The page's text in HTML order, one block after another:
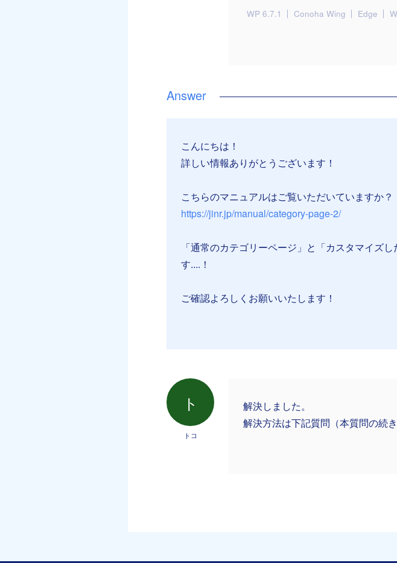
WP 6.7.1 Conoha Wing Edge
こんにちは！
詳しい情報ありがとうございます！
こちらのマニュアルはご覧いただいていますか？
https://jinr.jp/manual/category-page-2/
「通常のカテゴリーページ」と「カスタマイズ
す....！
ご確認よろしくお願いいたします！
ト
トコ
解決しました。
解決方法は下記質問（本質問の続